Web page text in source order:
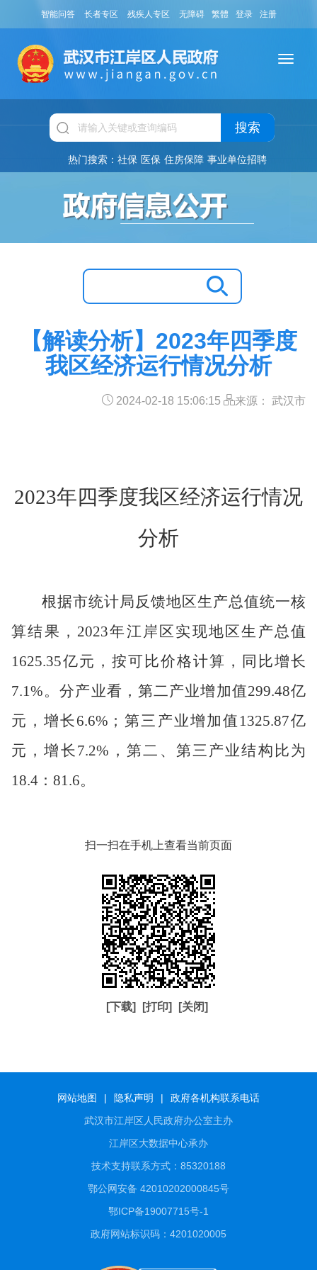
智能问答 长者专区 残疾人专区 无障碍 繁體 登录 注册
搜索
热门搜索： 社保 医保 住房保障 事业单位招聘
【解读分析】2023年四季度
我区经济运行情况分析
2024-02-18 15:06:15 来源： 武汉市
2023年四季度我区经济运行情况
分析
根据市统计局反馈地区生产总值统一核
算结果，2023年江岸区实现地区生产总值
1625.35亿元，按可比价格计算，同比增长
7.1%。分产业看，第二产业增加值299.48亿
元，增长6.6%；第三产业增加值1325.87亿
元，增长7.2%，第二、第三产业结构比为
18.4：81.6。
扫一扫在手机上查看当前页面
[下载] [打印] [关闭]
网站地图 | 隐私声明 |
政府各机构联系电话
武汉市江岸区人民政府办公室主办
江岸区大数据中心承办
技术支持联系方式：85320188
鄂公网安备 42010202000845号
鄂ICP备19007715号-1
政府网站标识码：4201020005